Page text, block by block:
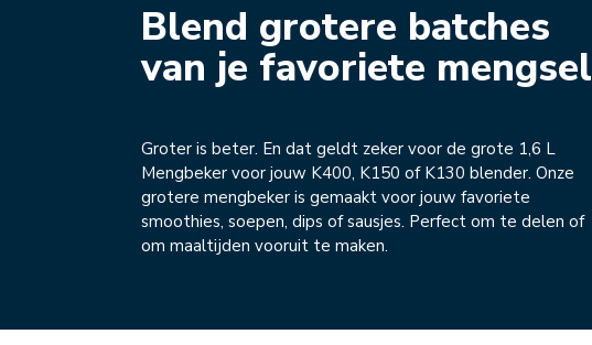
Blend grotere batches
van je favoriete mengsel
Groter is beter. En dat geldt zeker voor de grote 1,6 L
Mengbeker voor jouw K400, K150 of K130 blender. Onze
grotere mengbeker is gemaakt voor jouw favoriete
smoothies, soepen, dips of sausjes. Perfect om te delen of
om maaltijden vooruit te maken.